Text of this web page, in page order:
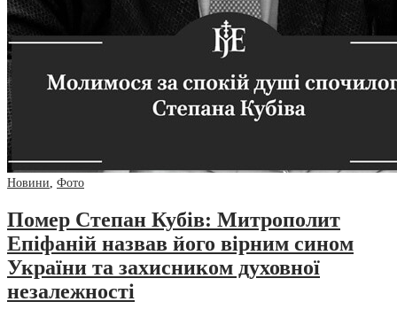
Новини Фото
Помер Степан Кубів: Митрополит
Епіфаній назвав його вірним сином
України та захисником духовної
незалежності